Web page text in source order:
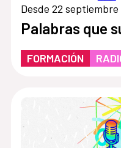
Desde 22
Palabras que
FORMACIÓN